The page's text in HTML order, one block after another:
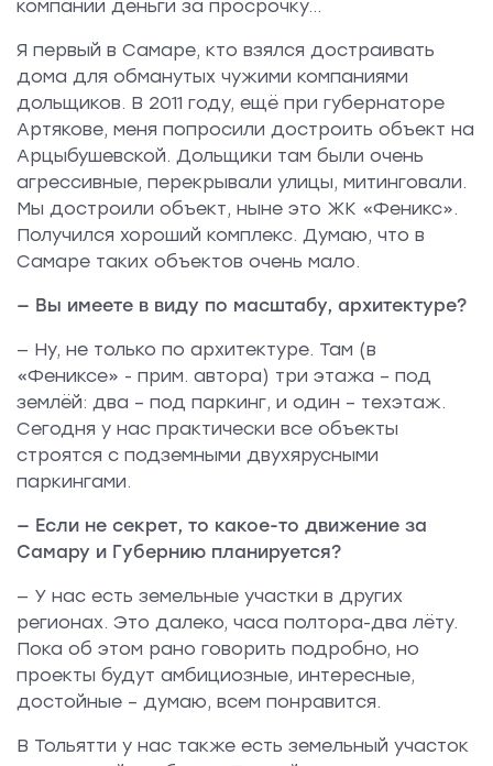
компании деньги за просрочку…
Я первый в Самаре, кто взялся достраивать
дома для обманутых чужими компаниями
дольщиков. В 2011 году, ещё при губернаторе
Артякове, меня попросили достроить объект на
Арцыбушевской. Дольщики там были очень
агрессивные, перекрывали улицы, митинговали.
Мы достроили объект, ныне это ЖК «Феникс».
Получился хороший комплекс. Думаю, что в
Самаре таких объектов очень мало.
— Вы имеете в виду по масштабу, архитектуре?
— Ну, не только по архитектуре. Там (в
«Фениксе» - прим. автора) три этажа – под
землёй: два – под паркинг, и один – техэтаж.
Сегодня у нас практически все объекты
строятся с подземными двухярусными
паркингами.
— Если не секрет, то какое-то движение за
Самару и Губернию планируется?
— У нас есть земельные участки в других
регионах. Это далеко, часа полтора-два лёту.
Пока об этом рано говорить подробно, но
проекты будут амбициозные, интересные,
достойные – думаю, всем понравится.
В Тольятти у нас также есть земельный участок